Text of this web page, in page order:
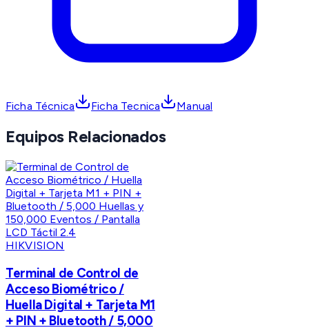
Ficha Técnica Ficha Tecnica Manual
Equipos Relacionados
HIKVISION
Terminal de Control de
Acceso Biométrico /
Huella Digital + Tarjeta M1
+ PIN + Bluetooth / 5,000